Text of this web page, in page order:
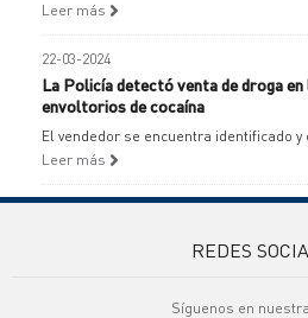
Leer más
22-03-2024
La Policía detectó venta de droga
envoltorios de cocaína
El vendedor se encuentra identificado
Leer más
REDES
Síguenos en